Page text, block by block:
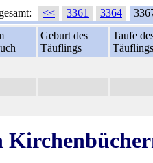
<< 3361 3364
Geburt des
Täuflings
Taufe
Täuflings